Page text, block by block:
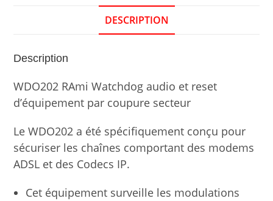
DESCRIPTION
Description
WDO202 RAmi Watchdog audio et reset
d’équipement par coupure secteur
Le WDO202 a été spécifiquement conçu pour
sécuriser les chaînes comportant des modems
ADSL et des Codecs IP.
Cet équipement surveille les modulations